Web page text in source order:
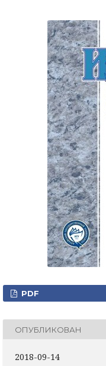
PDF
ОПУБЛИКОВАН
2018-09-14